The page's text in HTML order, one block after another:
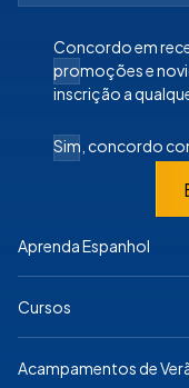
Aprenda Espanhol
Madrid
Cádiz
Cursos
Acampamentos de
Acampamentos de
Concordo em
promoções e
inscrição a
Sim, concordo